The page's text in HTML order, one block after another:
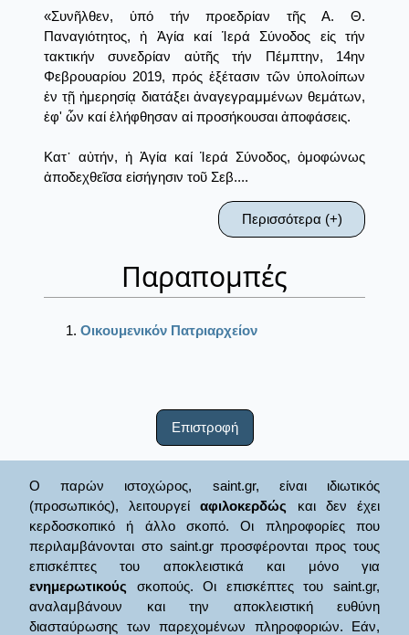
«Συνῆλθεν, ὑπό τήν προεδρίαν τῆς Α. Θ.
Παναγιότητος, ἡ Ἁγία καί Ἱερά Σύνοδος εἰς τήν
τακτικήν συνεδρίαν αὐτῆς τήν Πέμπτην, 14ην
Φεβρουαρίου 2019, πρός ἐξέτασιν τῶν ὑπολοίπων
ἐν τῇ ἡμερησίᾳ διατάξει ἀναγεγραμμένων θεμάτων,
ἐφ' ὧν καί ἐλήφθησαν αἱ προσήκουσαι ἀποφάσεις.
Κατ᾿ αὐτήν, ἡ Ἁγία καί Ἱερά Σύνοδος, ὁμοφώνως
ἀποδεχθεῖσα εἰσήγησιν τοῦ Σεβ....
Περισσότερα (+)
Παραπομπές
Οικουμενικόν Πατριαρχείον
Επιστροφή
Ο παρών ιστοχώρος, saint.gr, είναι ιδιωτικός
(προσωπικός), λειτουργείαφιλοκερδώς και δεν έχει
κερδοσκοπικό ή άλλο σκοπό. Οι πληροφορίες που
περιλαμβάνονται στο saint.gr προσφέρονται προς τους
επισκέπτες του αποκλειστικά και μόνο για
ενημερωτικούς σκοπούς. Οι επισκέπτες του saint.gr,
αναλαμβάνουν και την αποκλειστική ευθύνη
διασταύρωσης των παρεχομένων πληροφοριών. Εάν,